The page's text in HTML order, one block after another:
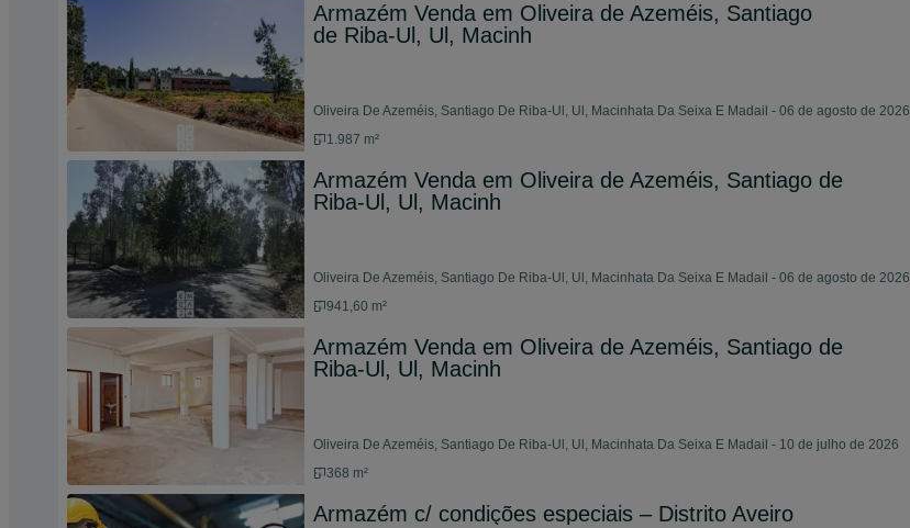
Armazém Venda em Oliveira de Azeméis, Santiago
de Riba-Ul, Ul, Macinh
Oliveira De Azeméis, Santiago De Riba-Ul, Ul, Macinhata Da Seixa E Madail - 06 de agosto de 2026
1.987 m²
Armazém Venda em Oliveira de Azeméis, Santiago de
Riba-Ul, Ul, Macinh
Oliveira De Azeméis, Santiago De Riba-Ul, Ul, Macinhata Da Seixa E Madail - 06 de agosto de 2026
941,60 m²
Armazém Venda em Oliveira de Azeméis, Santiago de
Riba-Ul, Ul, Macinh
Oliveira De Azeméis, Santiago De Riba-Ul, Ul, Macinhata Da Seixa E Madail - 10 de julho de 2026
368 m²
Armazém c/ condições especiais – Distrito Aveiro